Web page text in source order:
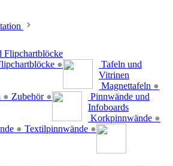
Flipchartblöcke
●
Tafeln und
Vitrinen
Magnettafeln ●
● Zubehör ●
Pinnwände und
Infoboards
Korkpinnwände ●
● Textilpinnwände ●